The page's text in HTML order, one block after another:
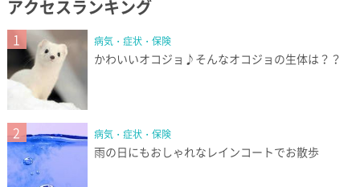
アクセスランキング
1 病気・症状・保険
かわいいオコジョ♪そんなオコジョの生体は？？
2 病気・症状・保険
雨の日にもおしゃれなレインコートでお散歩